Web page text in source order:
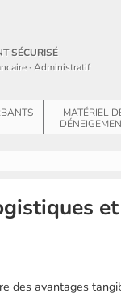
SÉCURISÉ
· Administratif
MATÉRIEL
et
des avantages